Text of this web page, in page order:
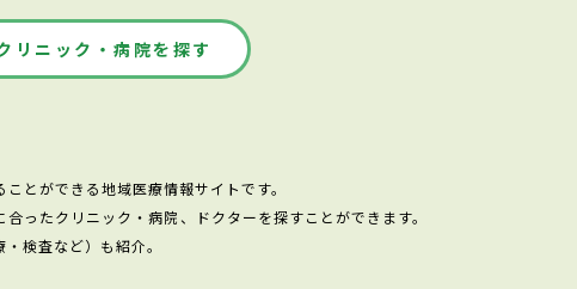
リニック・病院を探す
とができる地域医療情報サイトです。
ったクリニック・病院、ドクターを探すことができます。
検査など）も紹介。